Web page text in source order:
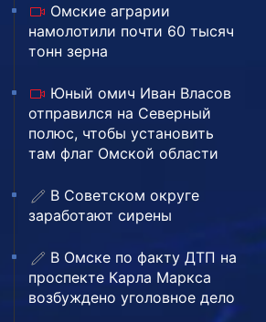
Омские аграрии
намолотили почти 60 тысяч
тонн зерна
Юный омич Иван Власов
отправился на Северный
полюс, чтобы установить
там флаг Омской области
В Советском округе
заработают сирены
В Омске по факту ДТП на
проспекте Карла Маркса
возбуждено уголовное дело